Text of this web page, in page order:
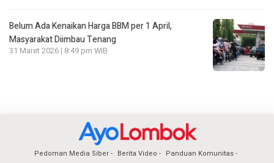
Belum Ada Kenaikan Harga BBM per 1 April,
Masyarakat Diimbau Tenang
31 Maret 2026 | 8:49 pm WIB
Pedoman Media Siber Berita Video
Panduan Komunitas